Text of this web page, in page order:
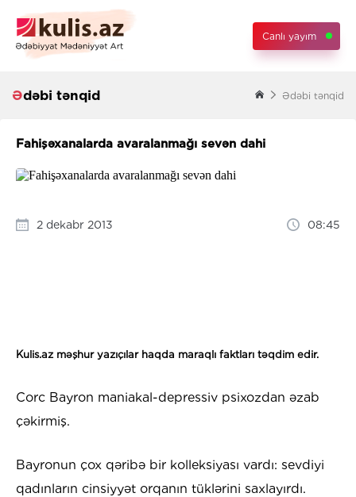
Canlı yayım
Ədəbi tənqid Ədəbi tənqid
Fahişəxanalarda avaralanmağı sevən dahi
2 dekabr 2013 08:45
Kulis.az məşhur yazıçılar haqda maraqlı faktları təqdim edir.
Corc Bayron maniakal-depressiv psixozdan əzab
çəkirmiş.
Bayronun çox qəribə bir kolleksiyası vardı: sevdiyi
qadınların cinsiyyət orqanın tüklərini saxlayırdı.